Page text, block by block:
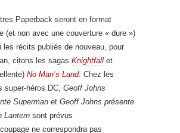
Paperback seront en format
(et non avec une couverture « dure »)
les récits publiés de nouveau, pour
citons les sagas Knightfall et
No Man’s Land. Chez les
super-héros DC, Geoff Johns
Superman et Geoff Johns présente
Lantern sont prévus
ne correspondra pas